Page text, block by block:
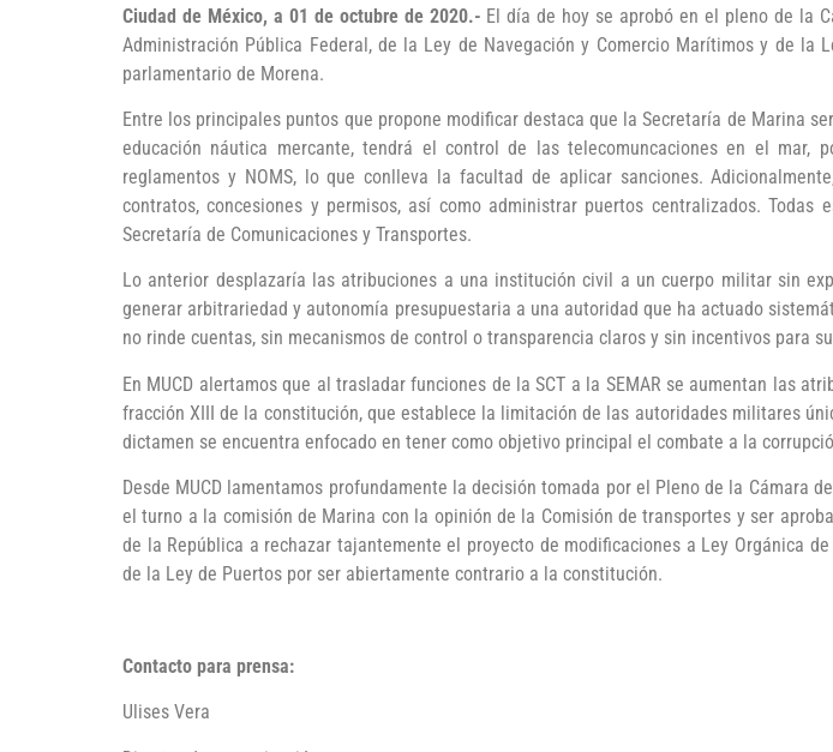
Ciudad de México, a 01 de octubre de 2020.- El día de hoy se aprobó en el pleno de la
Administración Pública Federal, de la Ley de Navegación y Comercio Marítimos y de
parlamentario de Morena.
Entre los principales puntos que propone modificar destaca que la Secretaría de Marina
educación náutica mercante, tendrá el control de las telecomuncaciones en el mar,
reglamentos y NOMS, lo que conlleva la facultad de aplicar sanciones.
contratos, concesiones y permisos, así como administrar puertos centralizados.
Secretaría de Comunicaciones y Transportes.
Lo anterior desplazaría las atribuciones a una institución civil a un cuerpo militar sin
generar arbitrariedad y autonomía presupuestaria a una autoridad que ha actuado
no rinde cuentas, sin mecanismos de control o transparencia claros y sin incentivos para
En MUCD alertamos que al trasladar funciones de la SCT a la SEMAR se aumentan las
fracción XIII de la constitución, que establece la limitación de las autoridades militares
dictamen se encuentra enfocado en tener como objetivo principal el combate a la
Desde MUCD lamentamos profundamente la decisión tomada por el Pleno de la
el turno a la comisión de Marina con la opinión de la Comisión de transportes y ser
de la República a rechazar tajantemente el proyecto de modificaciones a Ley Orgánica
de la Ley de Puertos por ser abiertamente contrario a la constitución.
Contacto para prensa:
Ulises Vera